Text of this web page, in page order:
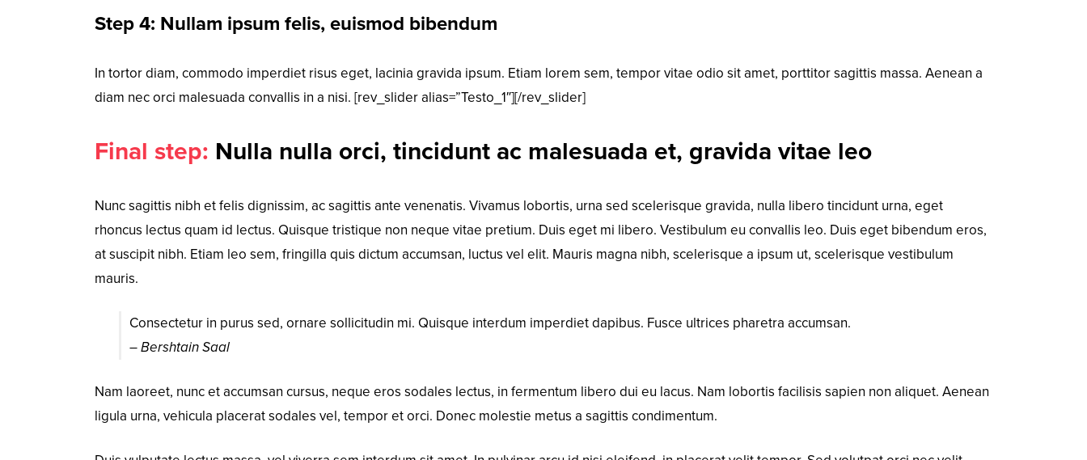
Step 4: Nullam ipsum felis, euismod bibendum
In tortor diam, commodo imperdiet risus eget, lacinia gravida ipsum. Etiam lorem sem, tempor vitae odio sit amet, porttitor sagittis massa. Aenean a
diam nec orci malesuada convallis in a nisi. [rev_slider alias=”Testo_1″][/rev_slider]
Final step: Nulla nulla orci, tincidunt ac malesuada et, gravida vitae leo
Nunc sagittis nibh et felis dignissim, ac sagittis ante venenatis. Vivamus lobortis, urna sed scelerisque gravida, nulla libero tincidunt urna, eget
rhoncus lectus quam id lectus. Quisque tristique non neque vitae pretium. Duis eget mi libero. Vestibulum eu convallis leo. Duis eget bibendum eros,
at suscipit nibh. Etiam leo sem, fringilla quis dictum accumsan, luctus vel elit. Mauris magna nibh, scelerisque a ipsum ut, scelerisque vestibulum
mauris.
Consectetur in purus sed, ornare sollicitudin mi. Quisque interdum imperdiet dapibus. Fusce ultrices pharetra accumsan.
– Bershtain Saal
Nam laoreet, nunc et accumsan cursus, neque eros sodales lectus, in fermentum libero dui eu lacus. Nam lobortis facilisis sapien non aliquet. Aenean
ligula urna, vehicula placerat sodales vel, tempor et orci. Donec molestie metus a sagittis condimentum.